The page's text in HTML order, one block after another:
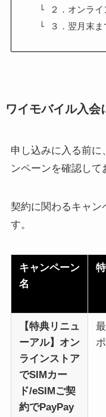
２．オンラ
３．翌月末
ワイモバイル入会
申し込みに入る前に
ンペーンを確認して
契約に関わるキャン
す。
キャンペーン
名
【特典リニュ
ーアル】オン
ラインストア
でSIMカー
ド/eSIMご契
約でPayPay